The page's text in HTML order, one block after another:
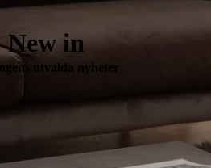
New in
utvalda nyheter